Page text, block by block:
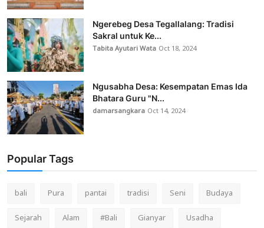
Ngerebeg Desa Tegallalang: Tradisi
Sakral untuk Ke...
Tabita Ayutari Wata Oct 18, 2024
Ngusabha Desa: Kesempatan Emas Ida
Bhatara Guru "N...
damarsangkara Oct 14, 2024
Popular Tags
bali Pura pantai tradisi Seni
Budaya
Sejarah
Alam #Bali Gianyar
Usadha